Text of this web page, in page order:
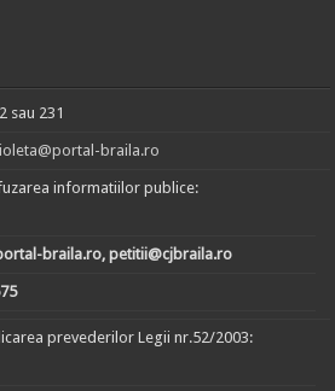
sau 231
braila.ro
informatiilor publice:
braila.ro, petitii@cjbraila.ro
prevederilor Legii nr.52/2003: